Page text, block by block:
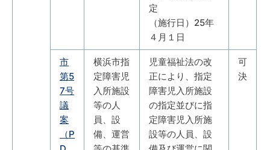
定
（施行日）25年
４月１日
市
第5
7号
議
案
（P
横浜市指
定障害児
入所施設
等の人
員、設
備、運営
児童福祉法の改
正により、指定
障害児入所施設
の指定並びに指
定障害児入所施
設等の人員、設
可
決